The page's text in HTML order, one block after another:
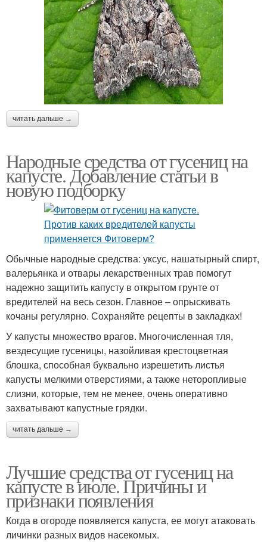
читать дальше →
Народные средства от гусениц на
капусте. Добавление статьи в
новую подборку
Обычные народные средства: уксус, нашатырный спирт,
валерьянка и отвары лекарственных трав помогут
надежно защитить капусту в открытом грунте от
вредителей на весь сезон. Главное – опрыскивать
кочаны регулярно. Сохраняйте рецепты в закладках!
У капусты множество врагов. Многочисленная тля,
вездесущие гусеницы, назойливая крестоцветная
блошка, способная буквально изрешетить листья
капусты мелкими отверстиями, а также неторопливые
слизни, которые, тем не менее, очень оперативно
захватывают капустные грядки.
читать дальше →
Лучшие средства от гусениц на
капусте в июле. Причины и
признаки появления
Когда в огороде появляется капуста, ее могут атаковать
личинки разных видов насекомых.